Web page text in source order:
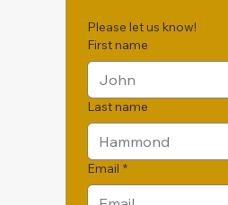
First name
Last name
Email *